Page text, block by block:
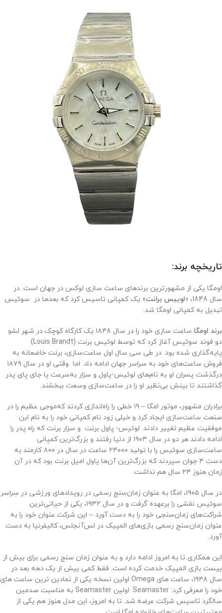
تاریخچه برند:
اومگا یکی از مشهورترین برندهای ساعت سازی لوکس در جهان است. در
سال 1848،
«لوییس برانت» یک کمپانی تاسیس کرد که بعدها در سوئیس
تبدیل به کمپانی اومگا شد.
برند اومگا
ساعت‌ سازی خود را در سال ۱۸۴۸ یک کارگاه کوچک در شهر لشو
دو فوند سوئیس آغاز کرد که توسط لوئیس برنت (Louis Brandt)
پایه‌گذاری شده بود. در طی سی سال اول ساعت‌سازی، برنت خاضعانه به
فروش ساعت‌های خود به سراسر جهان ادامه داد. اما وقتی او در سال ۱۸۷۹
درگذشت پسران او به نام‌های لوئیس-پاول و سزار به‌سرعت پا جای پای پدر
گذاشتند تا بینش بی‌نظیر او را در ساعت‌سازی وسعت ببخشند.
برادران مشهور، موتور امگا – ۱۹ خطی را راه‌اندازی کردند که‌موجی عظیم را در
صنعت ساعت‌سازی ایجاد کرد و خیلی زود نام کمپانی خود را به نام این
موفقیت عظیم تغییر دادند. لوئیس- پاول برنت و سزار برنت که راه پدر را
ادامه دادند هر دو در سال ۱۹۰۳ از دنیا رفتند و بزرگ‌ترین کمپانی
ساعت‌سازی سوئیس را با تولید ۲۴۰۰۰ ساعت در سال در ۸۰۰ کارمند به
دست ۴ جوان سپردند که بزرگ‌ترین آن‌ها پاول امیل برنت بود که در آن
زمان هنوز ۲۴ سال هم نداشت.
در سال ۱۹۰۵، امگا به عنوان زمان‌سنج رسمی در رویدادهای ورزشی در سراسر
سوئیس نقشی را برعهده گرفت و در سال ۱۹۳۲، یکی از حیاتی‌ترین
شراکت‌های زمان‌سنجی خود را به دست آورد – این شرکت عنوان خود را به
عنوان زمان‌سنج رسمی بازی‌های المپیک در لس‌آنجلس، کالیفرنیا به دست
آورد.
این همکاری تا به امروز ادامه دارد و به عنوان زمان سنج رسمی برای بیش از
بیست بازی المپیک خدمت کرده است. فقط کمی بیش از یک دهه بعد در
سال ۱۹۴۸، ساعت های Omega اولین نسخه یکی از نمادین ترین ساعت های
خود را معرفی کرد: Seamaster. اولین Seamaster به مناسبت صدمین
سالگرد تاسیس شرکت عرضه شد. تا به امروز، این مدل هنوز هم یکی از